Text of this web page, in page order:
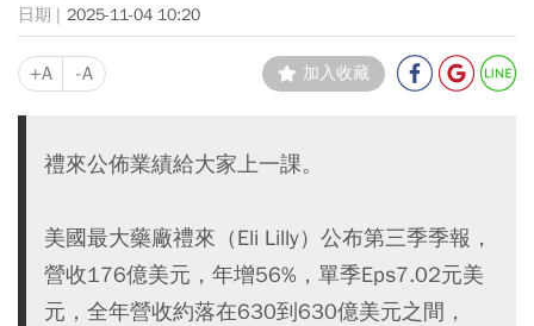
2025-11-04 10:20
+A -A 加入收藏
禮來公佈業績給大家上一課。
美國最大藥廠禮來（Eli Lilly）公布第三季季報，
營收176億美元，年增56%，單季Eps7.02元美
元，全年營收約落在630到630億美元之間，